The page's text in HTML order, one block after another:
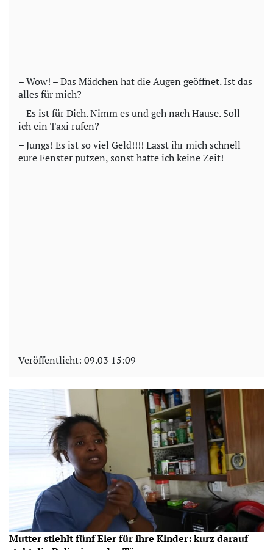
– Wow! – Das Mädchen hat die Augen geöffnet. Ist das
alles für mich?
– Es ist für Dich. Nimm es und geh nach Hause. Soll
ich ein Taxi rufen?
– Jungs! Es ist so viel Geld!!!! Lasst ihr mich schnell
eure Fenster putzen, sonst hatte ich keine Zeit!
Veröffentlicht: 09.03 15:09
Mutter stiehlt fünf Eier für ihre Kinder: kurz darauf